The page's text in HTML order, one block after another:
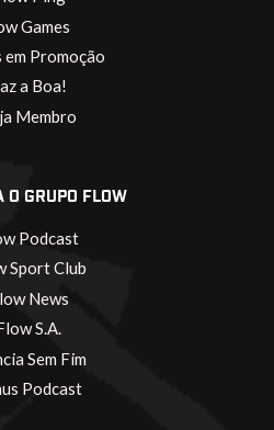
Games
em Promoção
a Boa!
Membro
O GRUPO FLOW
Podcast
Sport Club
News
S.A.
Sem Fim
Podcast